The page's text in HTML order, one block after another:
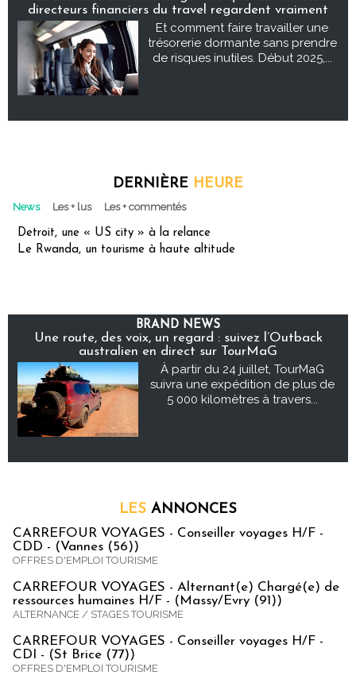
directeurs financiers du travel regardent vraiment
Et comment faire travailler une
trésorerie dormante sans prendre
de risques inutiles. Début 2025,...
DERNIÈRE HEURE
News Les + lus Les + commentés
Detroit, une « US city » à la relance
Le Rwanda, un tourisme à haute altitude
BRAND NEWS
Une route, des voix, un regard : suivez l’Outback
australien en direct sur TourMaG
À partir du 24 juillet, TourMaG
suivra une expédition de plus de
5 000 kilomètres à travers...
LES ANNONCES
CARREFOUR VOYAGES - Conseiller voyages H/F -
CDD - (Vannes (56))
OFFRES D'EMPLOI TOURISME
CARREFOUR VOYAGES - Alternant(e) Chargé(e) de
ressources humaines H/F - (Massy/Evry (91))
ALTERNANCE / STAGES TOURISME
CARREFOUR VOYAGES - Conseiller voyages H/F -
CDI - (St Brice (77))
OFFRES D'EMPLOI TOURISME